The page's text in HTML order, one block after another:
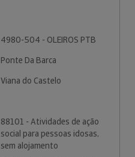
4980-504 - OLEIROS PTB
Ponte Da Barca
Viana do Castelo
88101 - Atividades de ação
social para pessoas idosas,
sem alojamento